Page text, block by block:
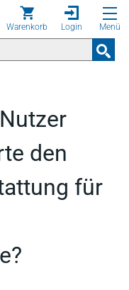
Warenkorb Login Menü
den
für